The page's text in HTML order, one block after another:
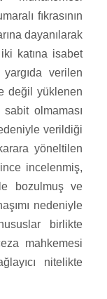
fıkrasının
dayanılarak
iki katına isabet
verilen
değil yüklenen
olmaması
verildiği
yöneltilen
incelenmiş,
bozulmuş ve
nedeniyle
birlikte
mahkemesi
nitelikte